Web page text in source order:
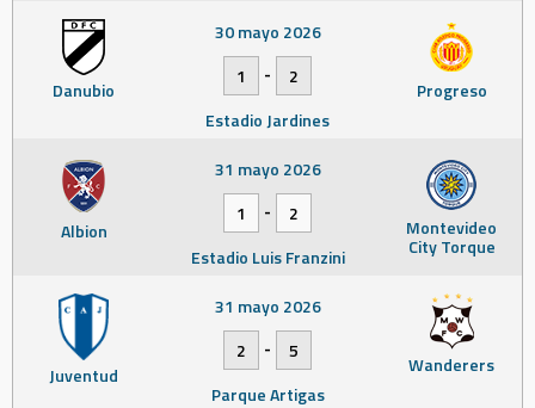
Danubio Progreso
30 mayo 2026
1
-
2
Estadio Jardines
Albion Montevideo
City Torque
31 mayo 2026
1
-
2
Estadio Luis Franzini
Juventud Wanderers
31 mayo 2026
2
-
5
Parque Artigas